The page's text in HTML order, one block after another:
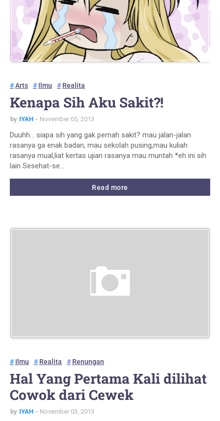
Arts Ilmu Realita
Kenapa Sih Aku Sakit?!
by IYAH November 05, 2013
Duuhh... siapa sih yang gak pernah sakit? mau jalan-jalan
rasanya ga enak badan, mau sekolah pusing,mau kuliah
rasanya mual,liat kertas ujian rasanya mau muntah *eh ini sih
lain Sesehat-se…
Read more
Ilmu Realita Renungan
Hal Yang Pertama Kali dilihat
Cowok dari Cewek
by IYAH November 03, 2013